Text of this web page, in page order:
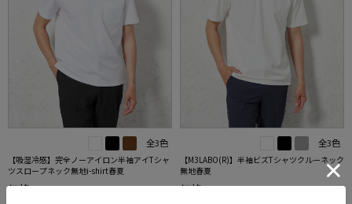
全3色
【吸湿冷感】完全ノーアイロン半袖アイTシャ
ツスロープネック無地i-shirt春夏
価格：4,950円
全3色
【M3LABO(R)】半袖ビズTシャツクルーネック
無地春夏
価格：4,389円